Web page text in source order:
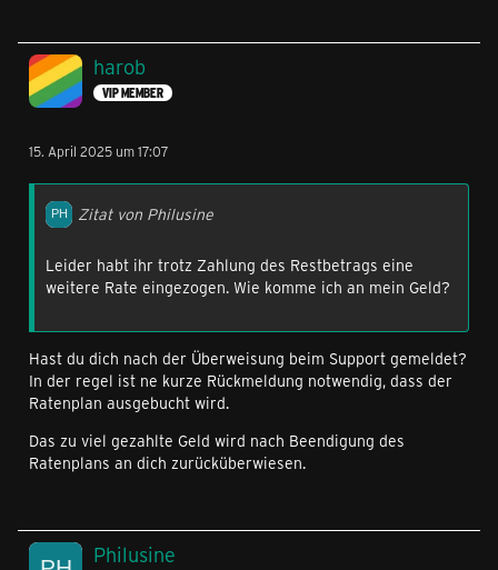
harob
VIP MEMBER
15. April 2025 um 17:07
Zitat von Philusine
Leider habt ihr trotz Zahlung des Restbetrags eine
weitere Rate eingezogen. Wie komme ich an mein Geld?
Hast du dich nach der Überweisung beim Support gemeldet?
In der regel ist ne kurze Rückmeldung notwendig, dass der
Ratenplan ausgebucht wird.
Das zu viel gezahlte Geld wird nach Beendigung des
Ratenplans an dich zurücküberwiesen.
Philusine